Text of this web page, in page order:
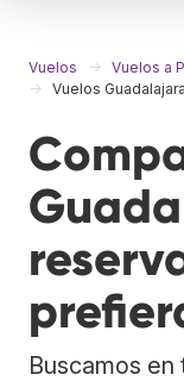
Vuelos Vuelos a
Vuelos
Buscamos